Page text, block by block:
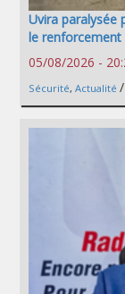
Uvira paralysée
le renforcement
05/08/2026 -
Sécurité, Actualité /